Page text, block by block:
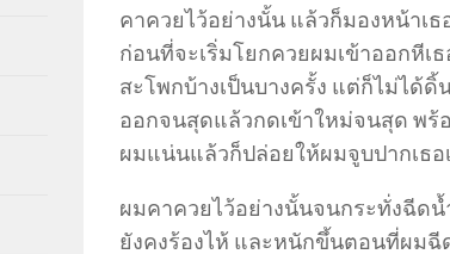
คาควยไว้อย่างนั้น แล้วก็มองหน้าเ
ก่อนที่จะเริ่มโยกควยผมเข้าออกหีเ
สะโพกบ้างเป็นบางครั้ง แต่ก็ไม่ได้
ออกจนสุดแล้วกดเข้าใหม่จนสุด พร้
ผมแน่นแล้วก็ปล่อยให้ผมจูบปากเธอ
ผมคาควยไว้อย่างนั้นจนกระทั่งฉีดน้
ยังคงร้องไห้ และหนักขึ้นตอนที่ผมฉี